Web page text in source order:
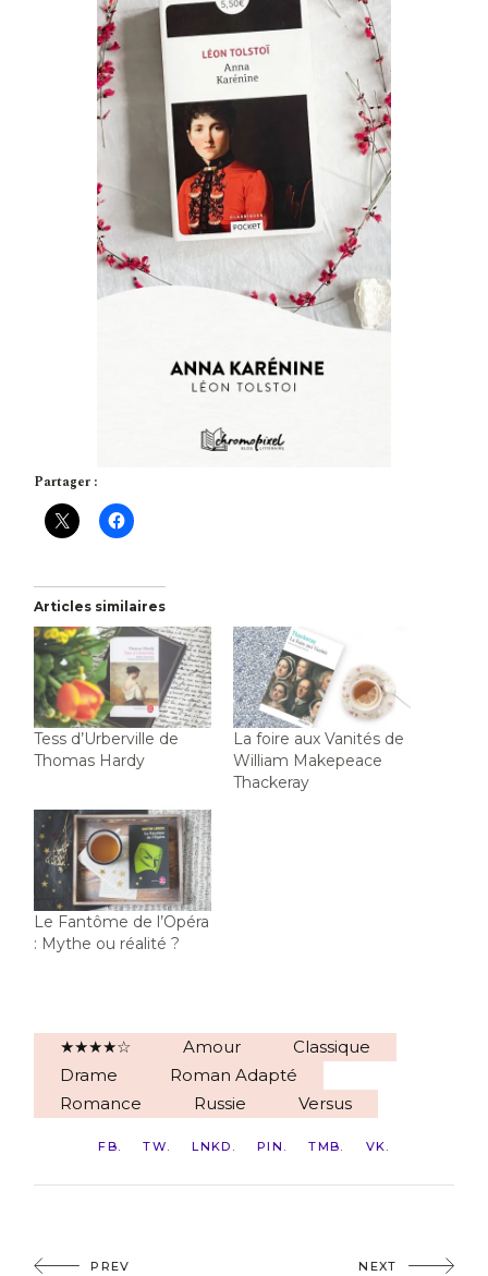
Partager :
Articles similaires
Tess d’Urberville de
Thomas Hardy
La foire aux Vanités de
William Makepeace
Thackeray
Le Fantôme de l’Opéra
: Mythe ou réalité ?
★★★★☆ Amour
Classique
Drame
Roman Adapté
Romance
Russie Versus
FB TW LNKD PIN TMB VK
PREV NEXT